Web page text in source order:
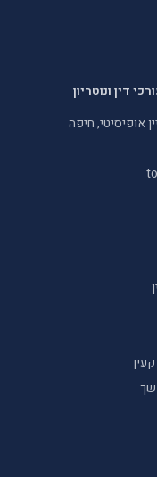
דין ונוטריון